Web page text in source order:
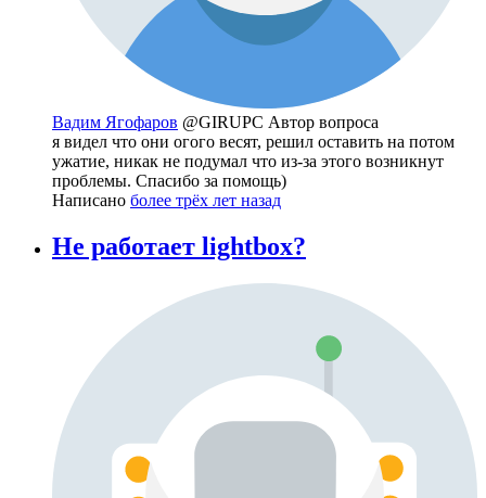
Вадим Ягофаров @GIRUPC Автор вопроса
я видел что они огого весят, решил оставить на потом
ужатие, никак не подумал что из-за этого возникнут
проблемы. Спасибо за помощь)
Написано более трёх лет назад
Не работает lightbox?